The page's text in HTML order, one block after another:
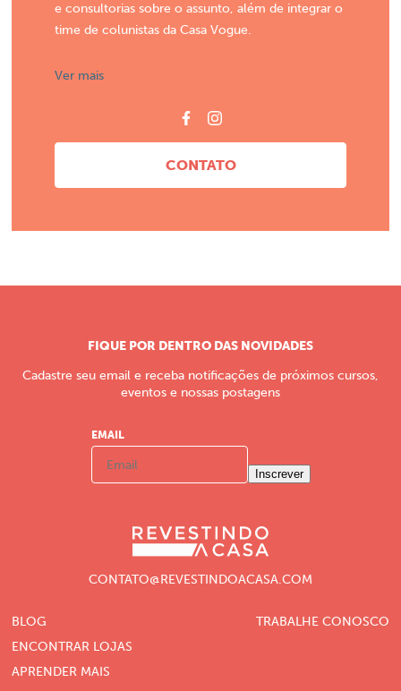
e consultorias sobre o assunto, além de integrar o
time de colunistas da Casa Vogue.
Ver mais
CONTATO
FIQUE POR DENTRO DAS NOVIDADES
Cadastre seu email e receba notificações de próximos cursos,
eventos e nossas postagens
EMAIL
Inscrever
CONTATO@REVESTINDOACASA.COM
BLOG
ENCONTRAR LOJAS
APRENDER MAIS
TRABALHE CONOSCO